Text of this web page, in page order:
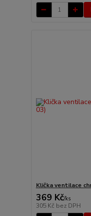
Klička ventilace
369 Kč/ks
305 Kč bez DPH